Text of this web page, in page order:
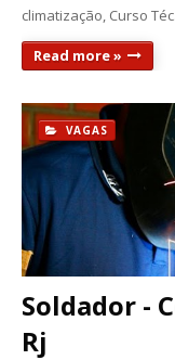
climatização, Curso
Read more »
VAGAS
Soldador -
Rj